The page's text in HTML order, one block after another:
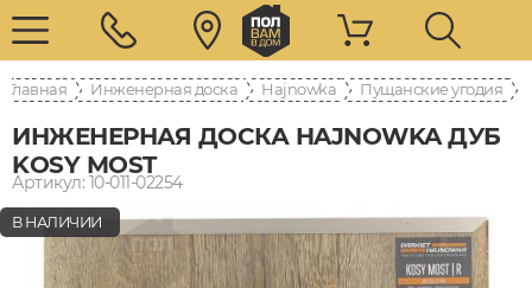
Главная Инженерная доска Hajnowka Пущанские угодия
ИНЖЕНЕРНАЯ ДОСКА HAJNOWKA ДУБ
KOSY MOST
Артикул: 10-011-02254
В НАЛИЧИИ